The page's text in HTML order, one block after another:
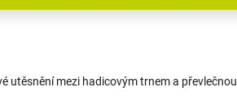
utěsnění mezi hadicovým trnem a převlečnou